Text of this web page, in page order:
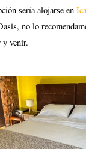
sería alojarse en
no lo
y venir.